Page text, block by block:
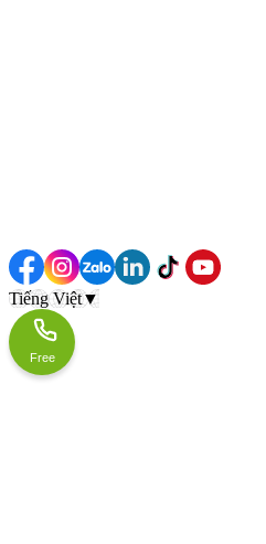
Tiếng Việt▼
Free